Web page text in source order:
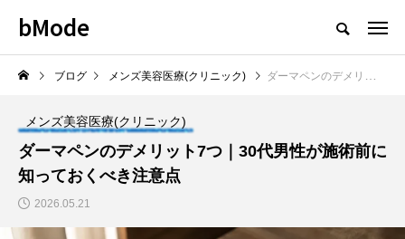
bMode
ブログ メンズ美容医療(クリニック) ダーマペンのデメリット7つ｜30代男性が施術前に知っておくべき注意点
メンズ美容医療(クリニック)
ダーマペンのデメリット7つ｜30代男性が施術前に
知っておくべき注意点
2026.05.21